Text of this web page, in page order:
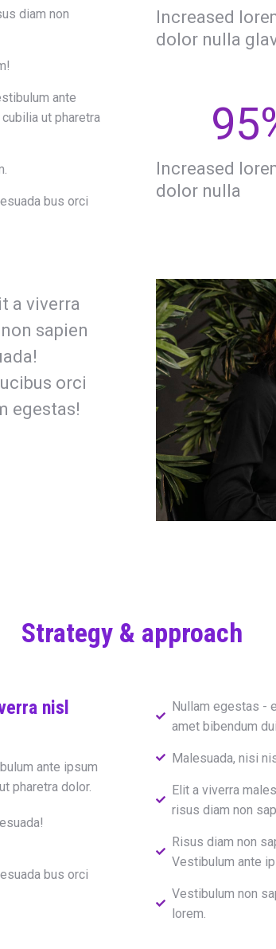
diam non
ante
ut pharetra
bus orci
Increased
dolor nulla
Increased
dolor nulla
95
a viverra
sapien
orci
egestas!
Strategy & approach
nisl
ante ipsum
pharetra dolor.
bus orci
Nullam egestas -
amet bibendum
Malesuada, nisi
Elit a viverra
risus diam non
Risus diam non
Vestibulum ante
Vestibulum non
lorem.